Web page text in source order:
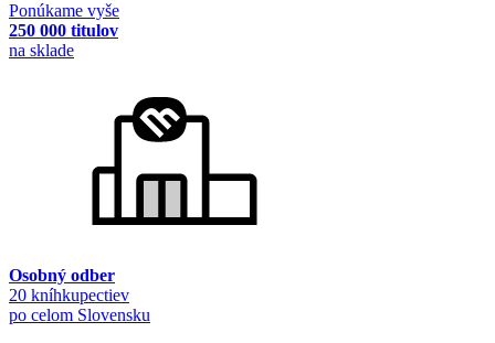
Ponúkame vyše
250 000 titulov
na sklade
Osobný odber
20 kníhkupectiev
po celom Slovensku